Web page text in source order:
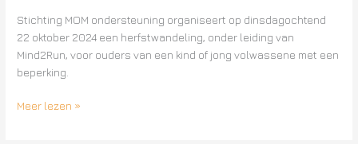
Stichting MOM ondersteuning organiseert op dinsdagochtend
22 oktober 2024 een herfstwandeling, onder leiding van
Mind2Run, voor ouders van een kind of jong volwassene met een
beperking.
Meer lezen »